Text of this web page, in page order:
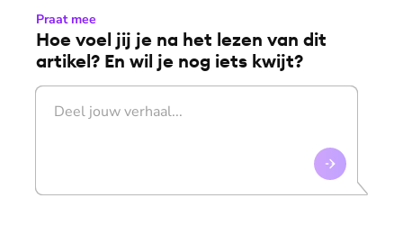
Praat mee
Hoe voel jij je na het lezen van dit
artikel? En wil je nog iets kwijt?